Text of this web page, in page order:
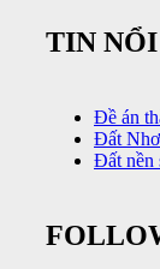
TIN
Đề án
Đất
Đất nền